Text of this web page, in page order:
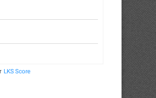
LKS Score